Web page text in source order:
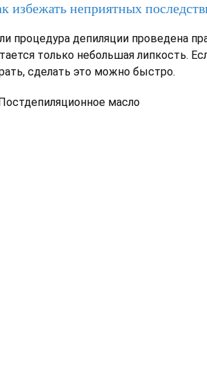
избежать неприятных
процедура депиляции проведена
только небольшая липкость.
сделать это можно быстро.